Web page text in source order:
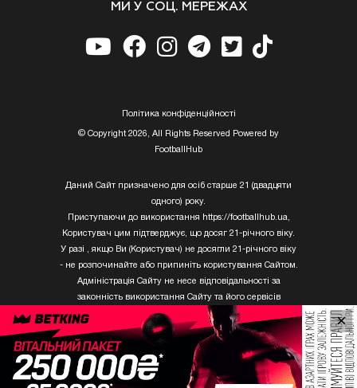
МИ У СОЦ. МЕРЕЖАХ
Полiтика конфiденцiйностi
© Copyright 2026, All Rights Reserved Powered by
FootballHub
Даний Сайт призначено для осіб старше 21 (двадцяти
одного) року.
Приступаючи до використання https://footballhub.ua,
Користувач цим підтверджує, що досяг 21-річного віку.
У разі , якщо Ви (Користувач) не досягли 21-річного віку
- не розпочинайте або припиніть користування Сайтом.
Адміністрація Сайту не несе відповідальності за
законність використання Сайту та його сервісів
Користувачем, який не досяг 21-річного віку.
Твори Getty Images, що розміщені на сайті, не можуть
бути використані третіми особами без письмового
дозволу ТОВ «ГЛОБАЛ ІМІДЖЕС ЮКРЕЙН.
×